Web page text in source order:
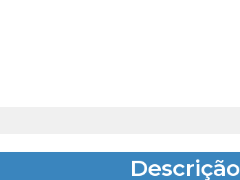
Descrição